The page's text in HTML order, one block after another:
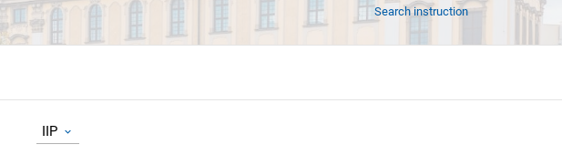
Search instruction
IIP